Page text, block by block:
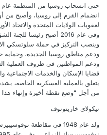
انضمام القرم إلى روسيا، وأصبح من
لعقوبات الولايات المتحدة والاتحاد
وفي عام 2016 أصبح رئيسا
وينصب التركيز في حملة سلوتسكي
ودعم مناطق روسيا الجديدة، وحماية
ودعم المواطنين في ظروف العملية
قضايا الإسكان والخدمات الاجتماعية
يتعلق بالعملية العسكرية الخاصة،
من أجل "وضع نقطة أخيرة وإنهاء هذا
نيكولاي خاريتونوف